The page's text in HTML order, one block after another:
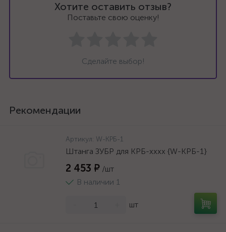
Хотите оставить отзыв?
Поставьте свою оценку!
Сделайте выбор!
Рекомендации
Артикул: W-КРБ-1
Штанга ЗУБР для КРБ-хххх {W-КРБ-1}
2 453 ₽ /шт
В наличии 1
шт